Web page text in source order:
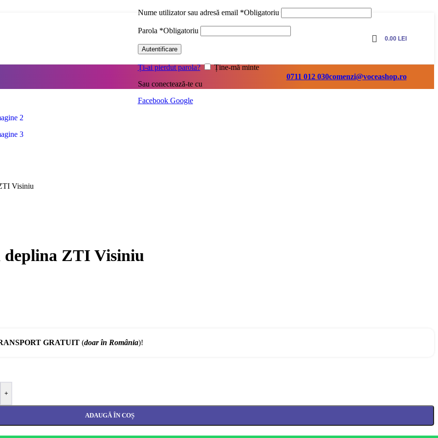
Nume utilizator sau adresă email *Obligatoriu
Parola *Obligatoriu
Autentificare
Ți-ai pierdut parola?
Ține-mă minte
Sau conectează-te cu
Facebook Google
0.00 LEI
0711 012 030comenzi@voceashop.ro
Visiniu
deplina ZTI Visiniu
GRATUIT (doar în România)!
+
ADAUGĂ ÎN COȘ